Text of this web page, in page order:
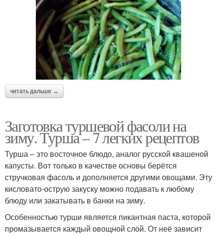
читать дальше →
Заготовка туршевой фасоли на
зиму. Турша – 7 легких рецептов
Турша – это восточное блюдо, аналог русской квашеной
капусты. Вот только в качестве основы берётся
стручковая фасоль и дополняется другими овощами. Эту
кисловато-острую закуску можно подавать к любому
блюду или закатывать в банки на зиму.
Особенностью турши является пикантная паста, которой
промазывается каждый овощной слой. От неё зависит